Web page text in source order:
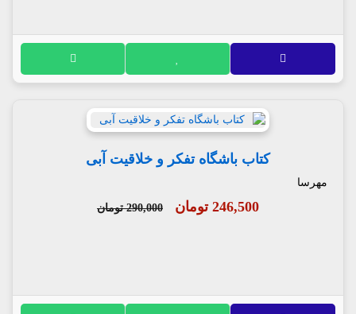
کتاب باشگاه تفکر و خلاقیت آبی
مهرسا
246,500 تومان 290,000 تومان